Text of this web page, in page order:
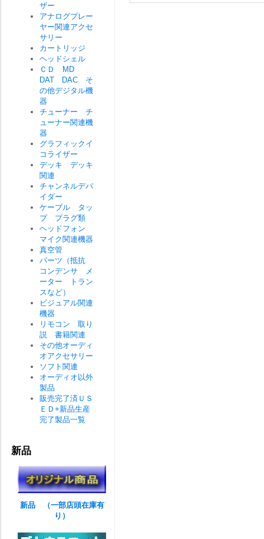
ザー
アナログプレー
ヤー関連アクセ
サリー
カートリッジ
ヘッドシェル
ＣＤ MD
DAT DAC そ
の他デジタル機
器
チューナー チ
ューナー関連機
器
グラフィックイ
コライザー
デッキ デッキ
関連
チャンネルデバ
イダー
ケーブル タッ
プ プラグ類
ヘッドフォン
マイク関連機器
真空管
パーツ（抵抗
コンデンサ メ
ーター トラン
スなど）
ビジュアル関連
機器
リモコン 取り
説 書籍関連
その他オーディ
オアクセサリー
ソフト関連
オーディオ以外
製品
販売完了済ＵＳ
ＥＤ+新品生産
完了製品一覧
新品
新品 （一部店頭在庫有
り）